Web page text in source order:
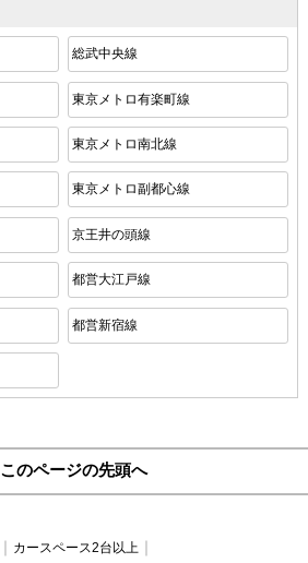
総武中央線
東京メトロ有楽町線
東京メトロ南北線
東京メトロ副都心線
京王井の頭線
都営大江戸線
都営新宿線
このページの先頭へ
カースペース2台以上